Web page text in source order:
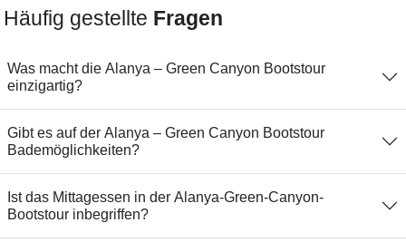
Häufig gestellte Fragen
Was macht die Alanya – Green Canyon Bootstour
einzigartig?
Gibt es auf der Alanya – Green Canyon Bootstour
Bademöglichkeiten?
Ist das Mittagessen in der Alanya-Green-Canyon-
Bootstour inbegriffen?